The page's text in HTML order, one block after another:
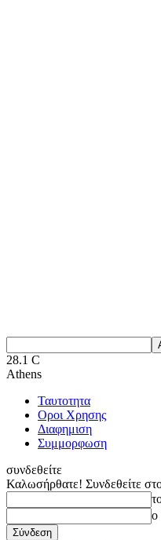
28.1 C
Athens
Ταυτοτητα
Οροι Χρησης
Διαφημιση
Συμμορφωση
συνδεθείτε
Καλωσήρθατε! Συνδεθείτε
ο